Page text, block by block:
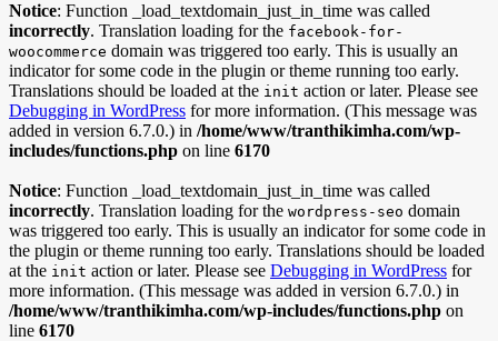
Notice: Function _load_textdomain_just_in_time was called
incorrectly. Translation loading for the facebook-for-
woocommerce domain was triggered too early. This is usually an
indicator for some code in the plugin or theme running too early.
Translations should be loaded at the init action or later. Please see
Debugging in WordPress for more information. (This message was
added in version 6.7.0.) in /home/www/tranthikimha.com/wp-
includes/functions.php on line 6170
Notice: Function _load_textdomain_just_in_time was called
incorrectly. Translation loading for the wordpress-seo domain
was triggered too early. This is usually an indicator for some code in
the plugin or theme running too early. Translations should be loaded
at the init action or later. Please see Debugging in WordPress for
more information. (This message was added in version 6.7.0.) in
/home/www/tranthikimha.com/wp-includes/functions.php on
line 6170